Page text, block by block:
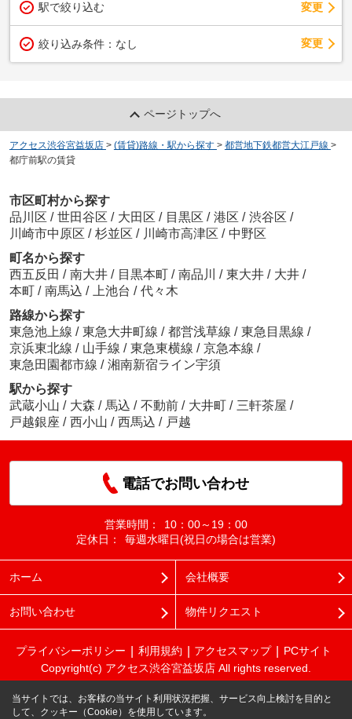
駅で絞り込む 変更
絞り込み条件： なし 変更
ページトップへ
アクセス渋谷宮益坂店 > (賃貸)路線・駅から探す > 都営地下鉄都営大江戸線 >
都庁前駅の賃貸
市区町村から探す
品川区 / 世田谷区 / 大田区 / 目黒区 / 港区 / 渋谷区 /
川崎市中原区 / 杉並区 / 川崎市高津区 / 中野区
町名から探す
西五反田 / 南大井 / 目黒本町 / 南品川 / 東大井 / 大井 /
本町 / 南馬込 / 上池台 / 代々木
路線から探す
東急池上線 / 東急大井町線 / 都営浅草線 / 東急目黒線 /
京浜東北線 / 山手線 / 東急東横線 / 京急本線 /
東急田園都市線 / 湘南新宿ライン宇須
駅から探す
武蔵小山 / 大森 / 馬込 / 不動前 / 大井町 / 三軒茶屋 /
戸越銀座 / 西小山 / 西馬込 / 戸越
電話でお問い合わせ
営業時間：
10：00～19：00
定休日：
毎週水曜日(祝日の場合は営業)
ホーム 会社概要
お問い合わせ 物件リクエスト
プライバシーポリシー 利用規約 アクセスマップ
PCサイト
Copyright(c) アクセス渋谷宮益坂店 All rights reserved.
当サイトでは、お客様の当サイト利用状況把握、サービス向上検討を目的と
して、クッキー（Cookie）を使用しています。